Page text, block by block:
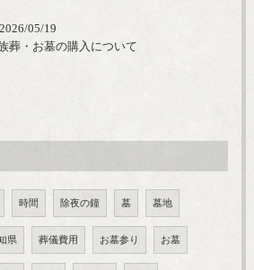
2026/05/19
葬・お墓の購入について
時間 除夜の鐘 墓 墓地
県 葬儀費用 お墓参り お墓